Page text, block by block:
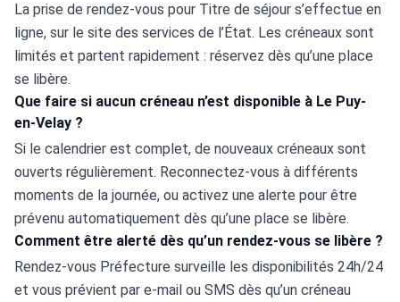
La prise de rendez-vous pour Titre de séjour s’effectue en
ligne, sur le site des services de l’État. Les créneaux sont
limités et partent rapidement : réservez dès qu’une place
se libère.
Que faire si aucun créneau n’est disponible à Le Puy-
en-Velay ?
Si le calendrier est complet, de nouveaux créneaux sont
ouverts régulièrement. Reconnectez-vous à différents
moments de la journée, ou activez une alerte pour être
prévenu automatiquement dès qu’une place se libère.
Comment être alerté dès qu’un rendez-vous se libère ?
Rendez-vous Préfecture surveille les disponibilités 24h/24
et vous prévient par e-mail ou SMS dès qu’un créneau